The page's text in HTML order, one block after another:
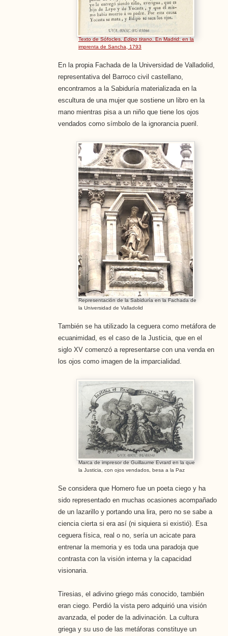
Texto de Sófocles.Edipo tirano. En Madrid: en la
imprenta de Sancha, 1793
En la propia Fachada de la Universidad de Valladolid,
representativa del Barroco civil castellano,
encontramos a la Sabiduría materializada en la
escultura de una mujer que sostiene un libro en la
mano mientras pisa a un niño que tiene los ojos
vendados como símbolo de la ignorancia pueril.
Representación de la Sabiduría en la Fachada de
la Universidad de Valladolid
También se ha utilizado la ceguera como metáfora de
ecuanimidad, es el caso de la Justicia, que en el
siglo XV comenzó a representarse con una venda en
los ojos como imagen de la imparcialidad.
Marca de impresor de Guillaume Evrard en la que
la Justicia, con ojos vendados, besa a la Paz
Se considera que Homero fue un poeta ciego y ha
sido representado en muchas ocasiones acompañado
de un lazarillo y portando una lira, pero no se sabe a
ciencia cierta si era así (ni siquiera si existió). Esa
ceguera física, real o no, sería un acicate para
entrenar la memoria y es toda una paradoja que
contrasta con la visión interna y la capacidad
visionaria.
Tiresias, el adivino griego más conocido, también
eran ciego. Perdió la vista pero adquirió una visión
avanzada, el poder de la adivinación. La cultura
griega y su uso de las metáforas constituye un